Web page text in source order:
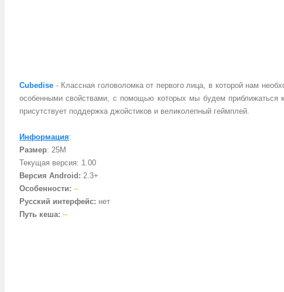
Сubedise - Классная головоломка от первого лица, в которой нам
особенными свойствами, с помощью которых мы будем приближаться
присутствует поддержка джойстиков и великолепный геймплей.
Информация:
Размер: 25M
Текущая версия: 1.00
Версия Android: 2.3+
Особенности: --
Русский интерфейс: нет
Путь кеша: --